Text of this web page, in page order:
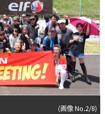
(画像 No.2/8)